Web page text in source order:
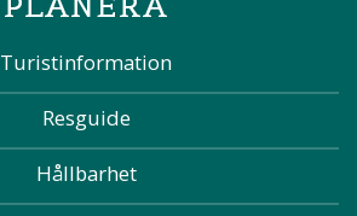
Turistinformation
Resguide
Hållbarhet